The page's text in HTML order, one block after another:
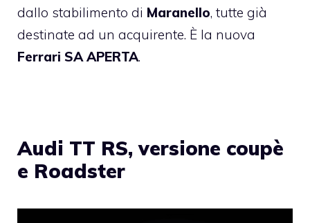
dallo stabilimento di Maranello, tutte già
destinate ad un acquirente. È la nuova
Ferrari SA APERTA.
Audi TT RS, versione coupè
e Roadster